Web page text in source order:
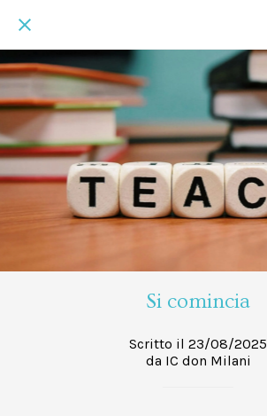
Si comincia
Scritto il 23/08/2025
da IC don Milani